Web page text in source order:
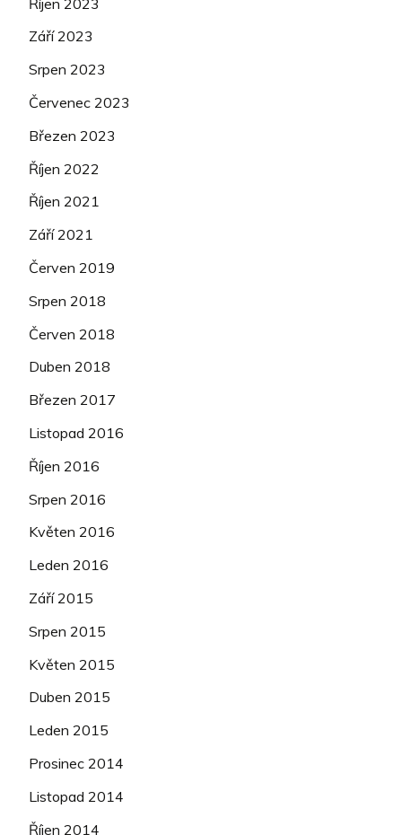
Září 2023
Srpen 2023
Červenec 2023
Březen 2023
Říjen 2022
Říjen 2021
Září 2021
Červen 2019
Srpen 2018
Červen 2018
Duben 2018
Březen 2017
Listopad 2016
Říjen 2016
Srpen 2016
Květen 2016
Leden 2016
Září 2015
Srpen 2015
Květen 2015
Duben 2015
Leden 2015
Prosinec 2014
Listopad 2014
Říjen 2014